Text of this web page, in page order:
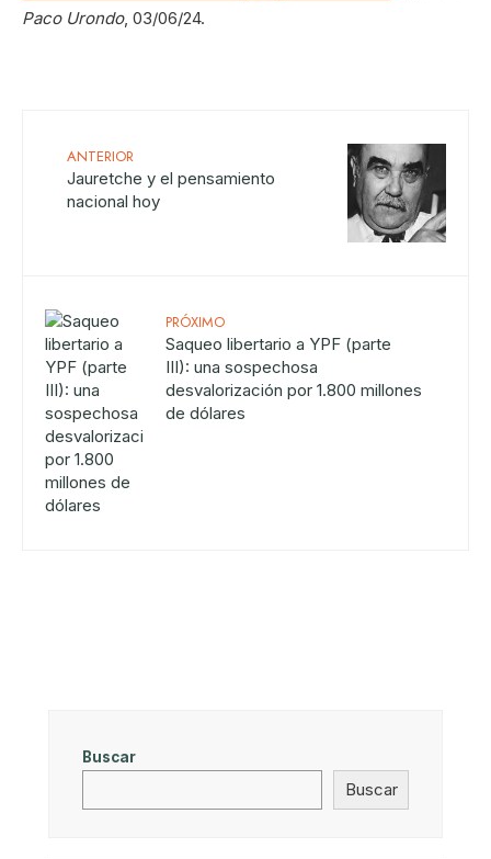
Paco Urondo, 03/06/24.
ANTERIOR
Jauretche y el pensamiento
nacional hoy
PRÓXIMO
Saqueo libertario a YPF (parte
III): una sospechosa
desvalorización por 1.800 millones
de dólares
Buscar
Buscar